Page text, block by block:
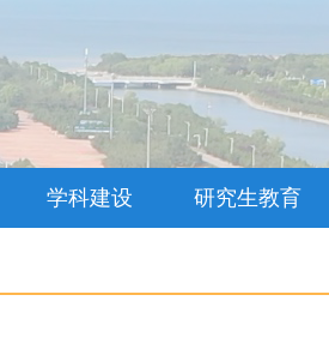
学科建设 研究生教育